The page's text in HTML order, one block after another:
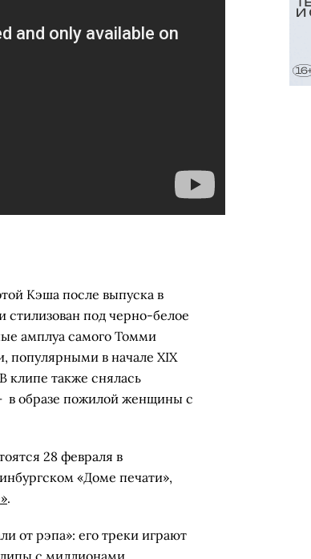
Кэша после выпуска в
стилизован под черно-белое
амплуа самого Томми
популярными в начале XIX
клипе также снялась
в образе пожилой женщины с
28 февраля в
«Доме печати»,
.
от рэпа»: его треки играют
с миллионами